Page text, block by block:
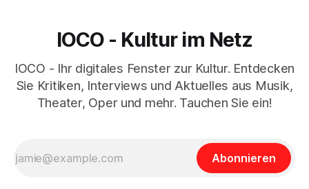
IOCO - Kultur im Netz
IOCO - Ihr digitales Fenster zur Kultur. Entdecken
Sie Kritiken, Interviews und Aktuelles aus Musik,
Theater, Oper und mehr. Tauchen Sie ein!
Abonnieren